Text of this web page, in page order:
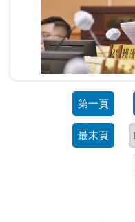
第一頁
最末頁